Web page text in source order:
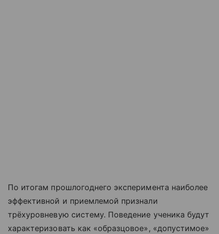
По итогам прошлогоднего эксперимента наиболее
эффективной и приемлемой признали
трёхуровневую систему. Поведение ученика будут
характеризовать как «образцовое», «допустимое»